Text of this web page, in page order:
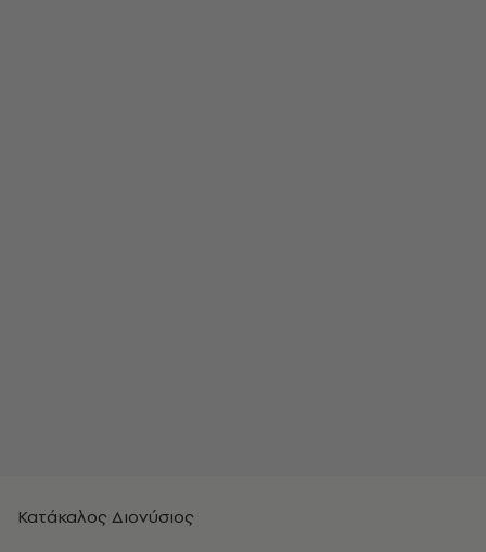
Κατάκαλος Διονύσιος